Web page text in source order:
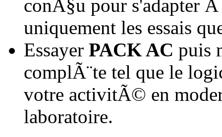
conÃ§u pour s'adapter
uniquement les essais
Essayer PACK AC puis
complÃ¨te tel que le
votre activitÃ© en
laboratoire.